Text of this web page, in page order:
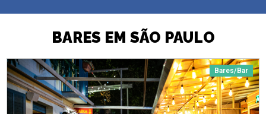
BARES EM SÃO PAULO
Bares/Bar